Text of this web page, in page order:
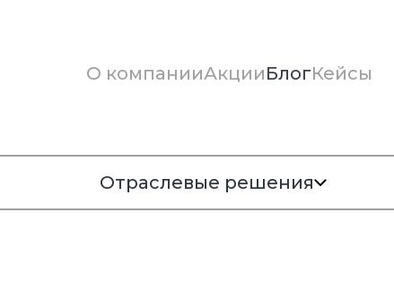
О компанииАкцииБлогКейсы
Отраслевые решения